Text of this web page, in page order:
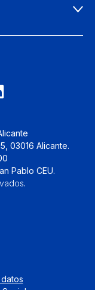
03016 Alicante.
Pablo CEU.
.